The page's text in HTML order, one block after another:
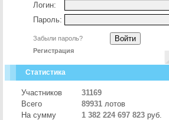
Логин:
Пароль:
Забыли пароль?
Регистрация
Статистика
Участников
31169
Всего
89931 лотов
На сумму
1 382 224 697 823 руб.